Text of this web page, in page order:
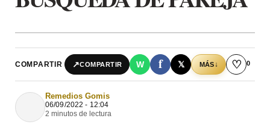
COMPARTIR ↗COMPARTIR W f 𝕏 MÁS↓ ♡ 0
Remedios Gomis
06/09/2022 - 12:04
2 minutos de lectura